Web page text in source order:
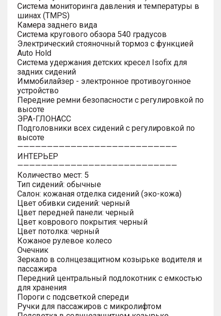
Система мониторинга давления и температуры в
шинах (TMPS)
Камера заднего вида
Система кругового обзора 540 градусов
Электрический стояночный тормоз с функцией
Auto Hold
Система удержания детских кресел Isofix для
задних сидений
Иммобилайзер - электронное противоугонное
устройство
Передние ремни безопасности с регулировкой по
высоте
ЭРА-ГЛОНАСС
Подголовники всех сидений с регулировкой по
высоте
———————————————————————————
ИНТЕРЬЕР
———————————————————————————
Количество мест: 5
Тип сидений: обычные
Салон: кожаная отделка сидений (эко-кожа)
Цвет обивки сидений: черный
Цвет передней панели: черный
Цвет коврового покрытия: черный
Цвет потолка: черный
Кожаное рулевое колесо
Очечник
Зеркало в солнцезащитном козырьке водителя и
пассажира
Передний центральный подлокотник с емкостью
для хранения
Пороги с подсветкой спереди
Ручки для пассажиров с микролифтом